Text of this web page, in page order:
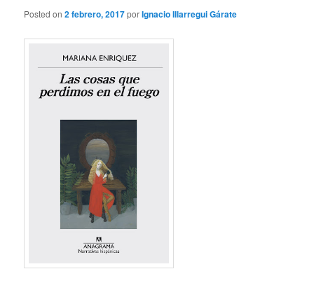
Posted on2 febrero, 2017porIgnacio Illarregui Gárate